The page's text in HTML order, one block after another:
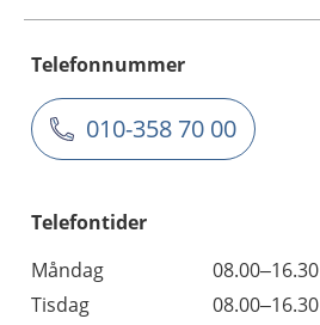
Telefonnummer
010-358 70 00
Telefontider
Måndag
08.00–16.30
Tisdag
08.00–16.30